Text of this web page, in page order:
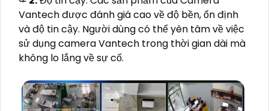
Vantech được đánh giá cao về độ bền, ổn định
và độ tin cậy. Người dùng có thể yên tâm về việc
sử dụng camera Vantech trong thời gian dài mà
không lo lắng về sự cố.